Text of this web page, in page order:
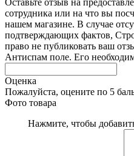
сотрудника или на что вы
нашем магазине. В случае
подтверждающих фактов,
право не публиковать ваш
Антиспам поле. Его
Оценка
Пожалуйста, оцените по 5
Фото товара
Нажмите, чтобы